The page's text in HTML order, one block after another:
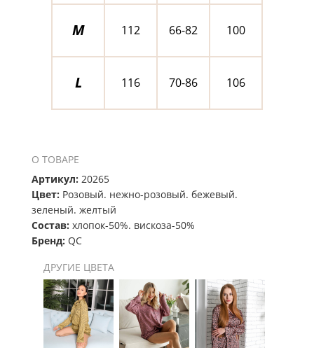
M 112 66-82 100
L 116 70-86 106
О ТОВАРЕ
Артикул: 20265
Цвет: Розовый. нежно-розовый. бежевый.
зеленый. желтый
Состав: хлопок-50%. вискоза-50%
Бренд: QC
ДРУГИЕ ЦВЕТА